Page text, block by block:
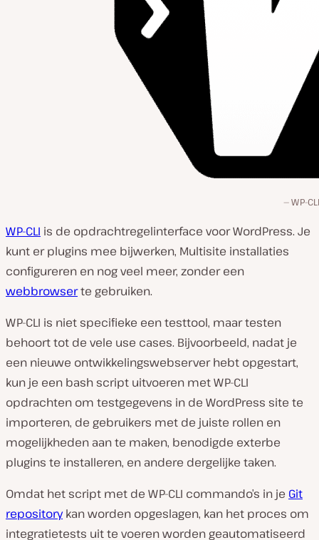
WP-
WP-CLI is de opdrachtregelinterface voor WordPress. Je
kunt er plugins mee bijwerken, Multisite installaties
configureren en nog veel meer, zonder een
webbrowserte gebruiken.
WP-CLI is niet specifieke een testtool, maar testen
behoort tot de vele use cases. Bijvoorbeeld, nadat je
een nieuwe ontwikkelingswebserver hebt opgestart,
kun je een bash script uitvoeren met WP-CLI
opdrachten om testgegevens in de WordPress site te
importeren, de gebruikers met de juiste rollen en
mogelijkheden aan te maken, benodigde exterbe
plugins te installeren, en andere dergelijke taken.
Omdat het script met de WP-CLI commando’s in je Git
repositorykan worden opgeslagen, kan het proces om
integratietests uit te voeren worden geautomatiseerd